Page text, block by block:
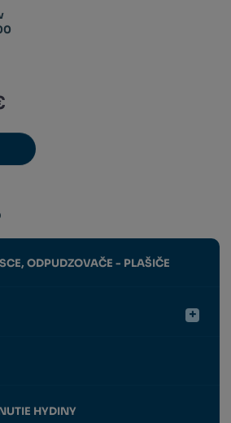
ODPUDZOVAČE - PLAŠIČE
HYDINY